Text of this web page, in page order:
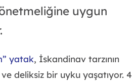
uygun
yatak, İskandinav tarzının
deliksiz bir uyku yaşatıyor. 4